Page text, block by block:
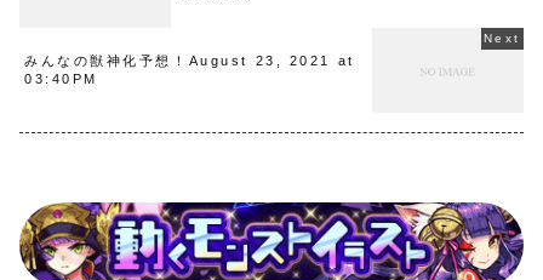
みんなの獣神化予想！August 23, 2021 at
03:40PM